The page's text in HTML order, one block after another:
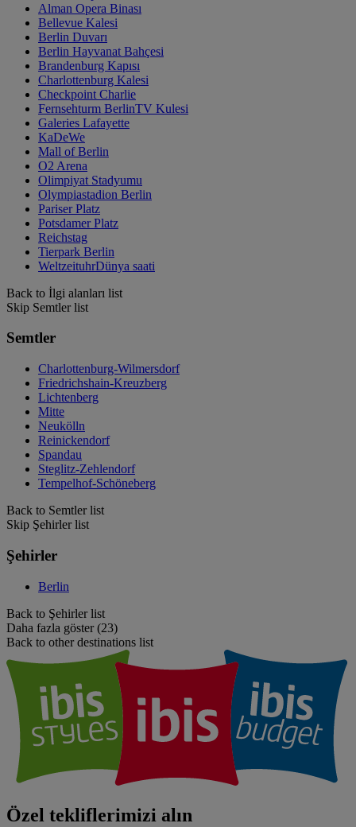
Alman Opera Binası
Bellevue Kalesi
Berlin Duvarı
Berlin Hayvanat Bahçesi
Brandenburg Kapısı
Charlottenburg Kalesi
Checkpoint Charlie
Fernsehturm BerlinTV Kulesi
Galeries Lafayette
KaDeWe
Mall of Berlin
O2 Arena
Olimpiyat Stadyumu
Olympiastadion Berlin
Pariser Platz
Potsdamer Platz
Reichstag
Tierpark Berlin
WeltzeituhrDünya saati
Back to İlgi alanları list
Skip Semtler list
Semtler
Charlottenburg-Wilmersdorf
Friedrichshain-Kreuzberg
Lichtenberg
Mitte
Neukölln
Reinickendorf
Spandau
Steglitz-Zehlendorf
Tempelhof-Schöneberg
Back to Semtler list
Skip Şehirler list
Şehirler
Berlin
Back to Şehirler list
Daha fazla göster (23)
Back to other destinations list
Özel tekliflerimizi alın